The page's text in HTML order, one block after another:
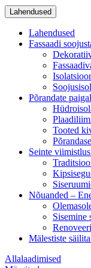
Lahendused
Lahendused
Fassaadi
Põrandate
Tooted
Seinte
Nõuanded –
Sisemine
Mälestiste
Allalaadimised